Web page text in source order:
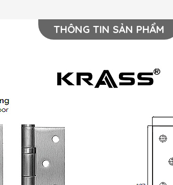
THÔNG TIN SẢN PHẨM